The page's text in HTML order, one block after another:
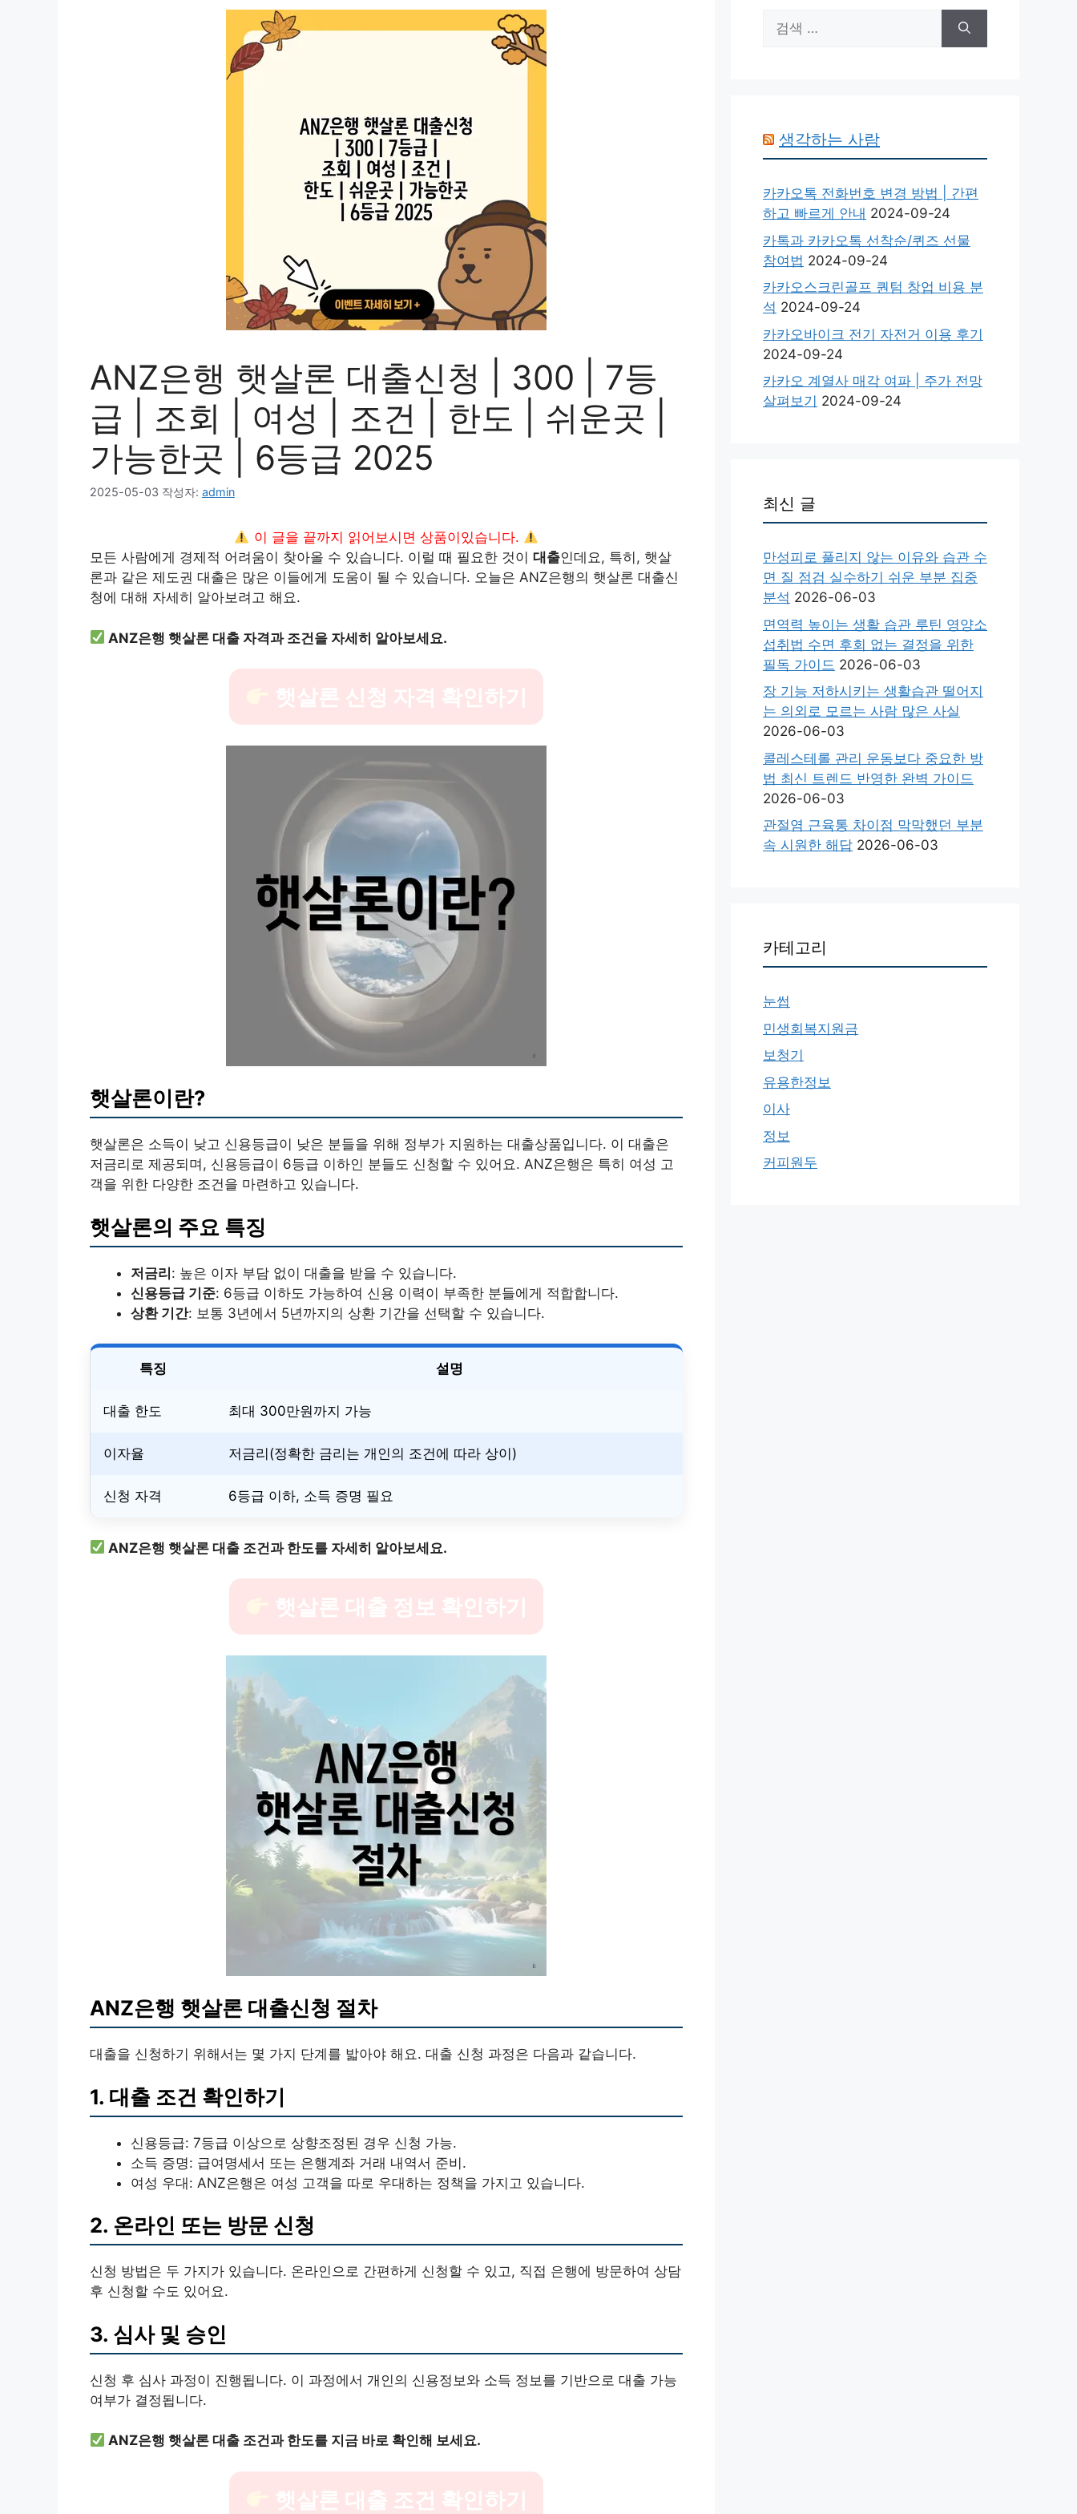
ANZ은행 햇살론 대출신청 | 300 | 7등
급 | 조회 | 여성 | 조건 | 한도 | 쉬운곳 |
가능한곳 | 6등급 2025
2025-05-03 작성자: admin
이 글을 끝까지 읽어보시면 상품이있습니다.
모든 사람에게 경제적 어려움이 찾아올 수 있습니다. 이럴 때 필요한 것이 대출인데요, 특히, 햇살
론과 같은 제도권 대출은 많은 이들에게 도움이 될 수 있습니다. 오늘은 ANZ은행의 햇살론 대출신
청에 대해 자세히 알아보려고 해요.
ANZ은행 햇살론 대출 자격과 조건을 자세히 알아보세요.
햇살론 신청 자격 확인하기
햇살론이란?
햇살론은 소득이 낮고 신용등급이 낮은 분들을 위해 정부가 지원하는 대출상품입니다. 이 대출은
저금리로 제공되며, 신용등급이 6등급 이하인 분들도 신청할 수 있어요. ANZ은행은 특히 여성 고
객을 위한 다양한 조건을 마련하고 있습니다.
햇살론의 주요 특징
저금리: 높은 이자 부담 없이 대출을 받을 수 있습니다.
신용등급 기준: 6등급 이하도 가능하여 신용 이력이 부족한 분들에게 적합합니다.
상환 기간: 보통 3년에서 5년까지의 상환 기간을 선택할 수 있습니다.
특징 설명
대출 한도 최대 300만원까지 가능
이자율 저금리(정확한 금리는 개인의 조건에 따라 상이)
신청 자격 6등급 이하, 소득 증명 필요
ANZ은행 햇살론 대출 조건과 한도를 자세히 알아보세요.
햇살론 대출 정보 확인하기
ANZ은행 햇살론 대출신청 절차
대출을 신청하기 위해서는 몇 가지 단계를 밟아야 해요. 대출 신청 과정은 다음과 같습니다.
1. 대출 조건 확인하기
신용등급: 7등급 이상으로 상향조정된 경우 신청 가능.
소득 증명: 급여명세서 또는 은행계좌 거래 내역서 준비.
여성 우대: ANZ은행은 여성 고객을 따로 우대하는 정책을 가지고 있습니다.
2. 온라인 또는 방문 신청
신청 방법은 두 가지가 있습니다. 온라인으로 간편하게 신청할 수 있고, 직접 은행에 방문하여 상담
후 신청할 수도 있어요.
3. 심사 및 승인
신청 후 심사 과정이 진행됩니다. 이 과정에서 개인의 신용정보와 소득 정보를 기반으로 대출 가능
여부가 결정됩니다.
ANZ은행 햇살론 대출 조건과 한도를 지금 바로 확인해 보세요.
햇살론 대출 조건 확인하기
색:
생각하는 사람
카카오톡 전화번호 변경 방법 | 간편
하고 빠르게 안내 2024-09-24
카톡과 카카오톡 선착순/퀴즈 선물
참여법 2024-09-24
카카오스크린골프 퀀텀 창업 비용 분
석 2024-09-24
카카오바이크 전기 자전거 이용 후기
2024-09-24
카카오 계열사 매각 여파 | 주가 전망
살펴보기 2024-09-24
최신 글
만성피로 풀리지 않는 이유와 습관 수
면 질 점검 실수하기 쉬운 부분 집중
분석 2026-06-03
면역력 높이는 생활 습관 루틴 영양소
섭취법 수면 후회 없는 결정을 위한
필독 가이드 2026-06-03
장 기능 저하시키는 생활습관 떨어지
는 의외로 모르는 사람 많은 사실
2026-06-03
콜레스테롤 관리 운동보다 중요한 방
법 최신 트렌드 반영한 완벽 가이드
2026-06-03
관절염 근육통 차이점 막막했던 부분
속 시원한 해답 2026-06-03
카테고리
눈썹
민생회복지원금
보청기
유용한정보
이사
정보
커피원두